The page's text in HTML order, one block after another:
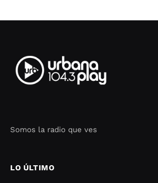
Somos la radio que ves
LO ÚLTIMO